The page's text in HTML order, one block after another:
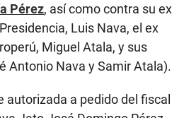
Pérez, así como contra su ex
Luis Nava, el ex
Miguel Atala, y sus
Antonio Nava y Samir Atala).
autorizada a pedido del fiscal